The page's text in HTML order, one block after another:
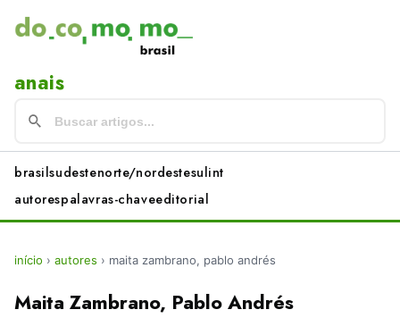
anais
brasilsudestenorte/nordestesulint
autorespalavras-chaveeditorial
início › autores › maita zambrano, pablo andrés
Maita Zambrano, Pablo Andrés